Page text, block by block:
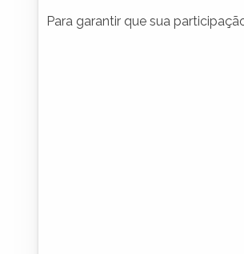
Para garantir que sua